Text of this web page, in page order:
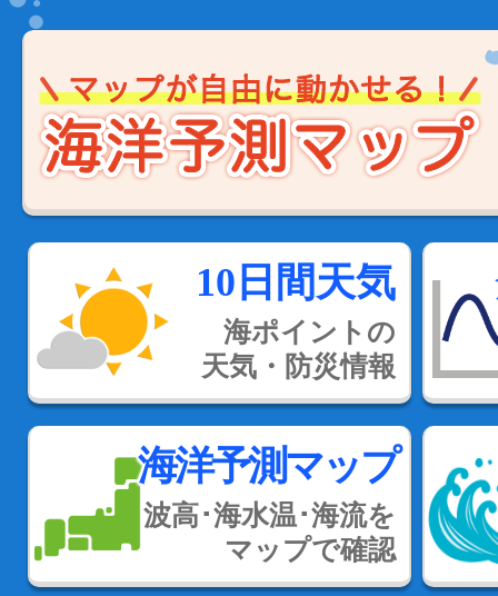
10日間天気
海ポイントの
天気・防災情報
海洋予測マップ
波高･海水温･海流を
マップで確認